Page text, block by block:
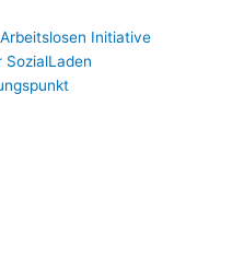
Initiative
SozialLaden